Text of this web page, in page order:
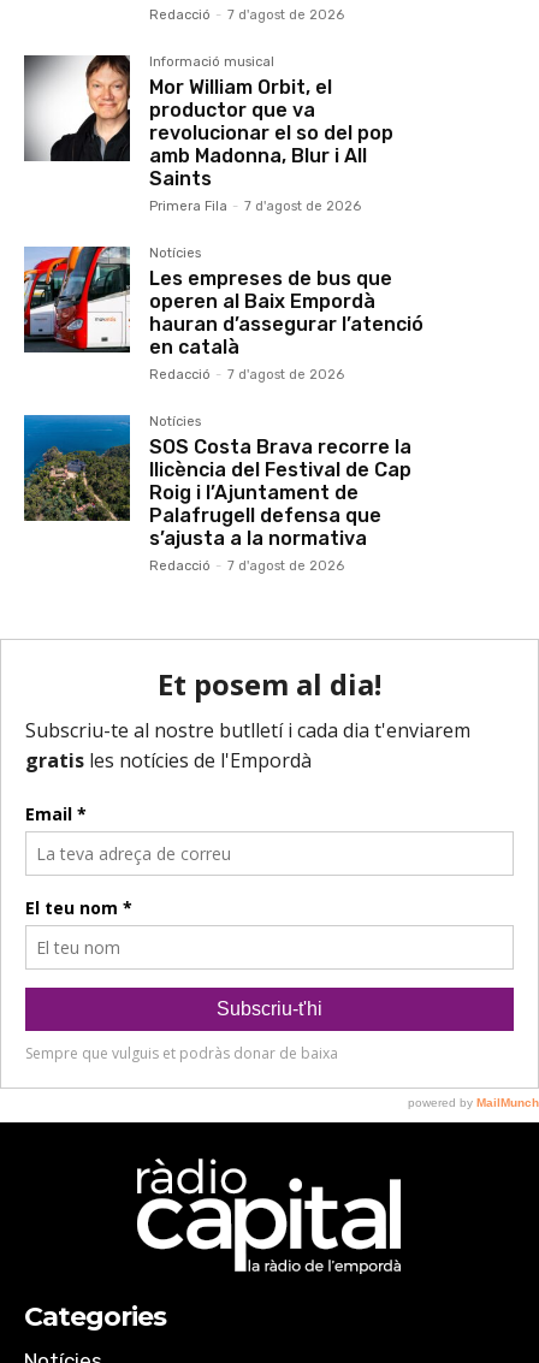
Redacció - 7 d'agost de 2026
Informació musical
Mor William Orbit, el
productor que va
revolucionar el so del pop
amb Madonna, Blur i All
Saints
Primera Fila - 7 d'agost de 2026
Notícies
Les empreses de bus que
operen al Baix Empordà
hauran d’assegurar l’atenció
en català
Redacció - 7 d'agost de 2026
Notícies
SOS Costa Brava recorre la
llicència del Festival de Cap
Roig i l’Ajuntament de
Palafrugell defensa que
s’ajusta a la normativa
Redacció - 7 d'agost de 2026
Categories